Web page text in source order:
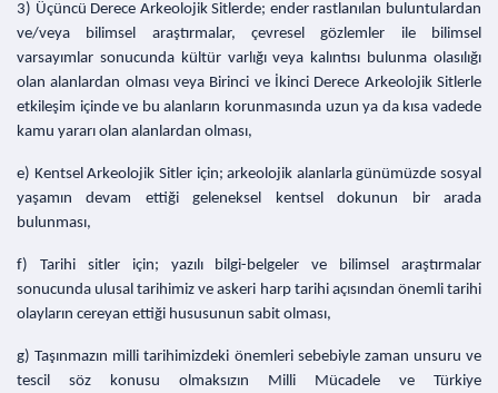
3) Üçüncü Derece Arkeolojik Sitlerde; ender rastlanılan buluntulardan
ve/veya bilimsel araştırmalar, çevresel gözlemler ile bilimsel
varsayımlar sonucunda kültür varlığı veya kalıntısı bulunma olasılığı
olan alanlardan olması veya Birinci ve İkinci Derece Arkeolojik Sitlerle
etkileşim içinde ve bu alanların korunmasında uzun ya da kısa vadede
kamu yararı olan alanlardan olması,
e) Kentsel Arkeolojik Sitler için; arkeolojik alanlarla günümüzde sosyal
yaşamın devam ettiği geleneksel kentsel dokunun bir arada
bulunması,
f) Tarihi sitler için; yazılı bilgi-belgeler ve bilimsel araştırmalar
sonucunda ulusal tarihimiz ve askeri harp tarihi açısından önemli tarihi
olayların cereyan ettiği hususunun sabit olması,
g) Taşınmazın milli tarihimizdeki önemleri sebebiyle zaman unsuru ve
tescil söz konusu olmaksızın Milli Mücadele ve Türkiye